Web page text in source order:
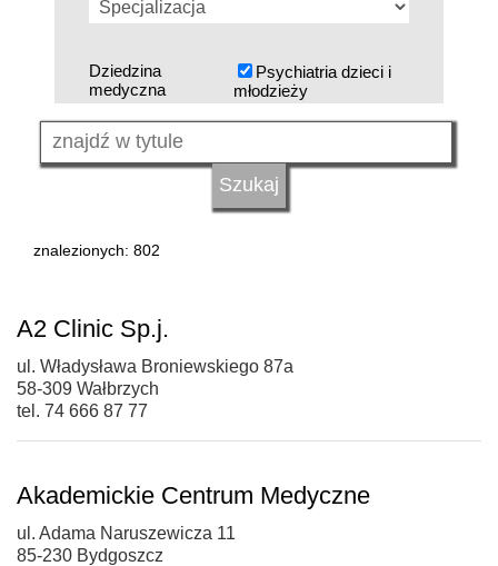
Dziedzina
medyczna
Psychiatria dzieci i
młodzieży
znalezionych: 802
A2 Clinic Sp.j.
ul. Władysława Broniewskiego 87a
58-309 Wałbrzych
tel. 74 666 87 77
Akademickie Centrum Medyczne
ul. Adama Naruszewicza 11
85-230 Bydgoszcz